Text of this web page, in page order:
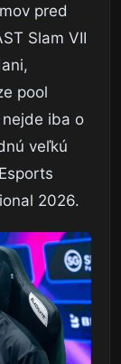
pred
Slam VII
pool
iba o
veľkú
2026.